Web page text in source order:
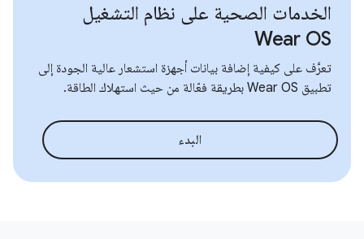
الخدمات الصحية على نظام التشغيل
Wear OS
تعرَّف على كيفية إضافة بيانات أجهزة استشعار عالية الجودة إلى
تطبيق Wear OS بطريقة فعّالة من حيث استهلاك الطاقة.
البدء